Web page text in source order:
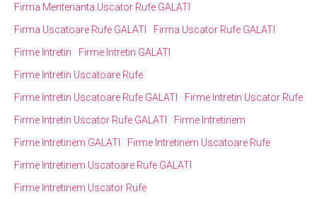
Firma Mentenanta Uscator Rufe GALATI
Firma Uscatoare Rufe GALATI
Firma Uscator Rufe GALATI
Firme Intretin
Firme Intretin GALATI
Firme Intretin Uscatoare Rufe
Firme Intretin Uscatoare Rufe GALATI
Firme Intretin Uscator Rufe
Firme Intretin Uscator Rufe GALATI
Firme Intretinem
Firme Intretinem GALATI
Firme Intretinem Uscatoare Rufe
Firme Intretinem Uscatoare Rufe GALATI
Firme Intretinem Uscator Rufe